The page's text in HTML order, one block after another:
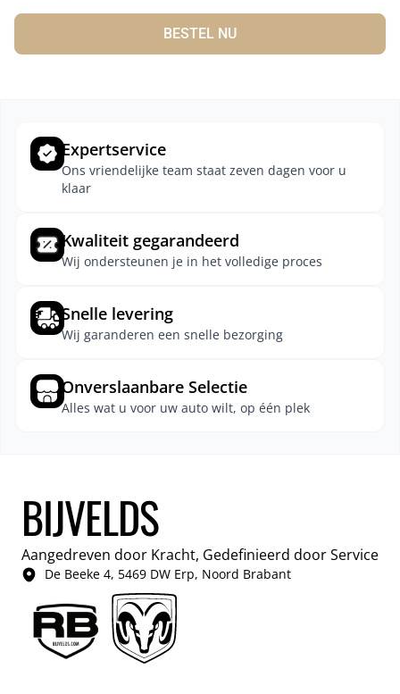
BESTEL NU
Expertservice
Ons vriendelijke team staat zeven dagen voor u
klaar
Kwaliteit gegarandeerd
Wij ondersteunen je in het volledige proces
Snelle levering
Wij garanderen een snelle bezorging
Onverslaanbare Selectie
Alles wat u voor uw auto wilt, op één plek
BIJVELDS
Aangedreven door Kracht, Gedefinieerd door Service
De Beeke 4, 5469 DW Erp, Noord Brabant